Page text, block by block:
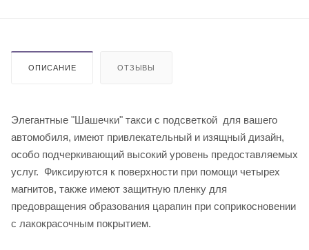
ОПИСАНИЕ ОТЗЫВЫ
Элегантные "Шашечки" такси с подсветкой для вашего
автомобиля, имеют привлекательный и изящный дизайн,
особо подчеркивающий высокий уровень предоставляемых
услуг. Фиксируются к поверхности при помощи четырех
магнитов, также имеют защитную пленку для
предовращения образования царапин при соприкосновении
с лакокрасочным покрытием.